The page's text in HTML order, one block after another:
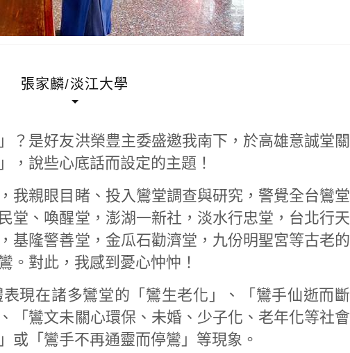
張家麟/淡江大學
？是好友洪榮豊主委盛邀我南下，於高雄意誠堂關
，說些心底話而設定的主題！
我親眼目睹、投入鸞堂調查與研究，警覺全台鸞堂
堂、喚醒堂，澎湖一新社，淡水行忠堂，台北行天
基隆警善堂，金瓜石勸濟堂，九份明聖宮等古老的
。對此，我感到憂心忡忡！
現在諸多鸞堂的「鸞生老化」、「鸞手仙逝而斷
「鸞文未關心環保、未婚、少子化、老年化等社會
或「鸞手不再通靈而停鸞」等現象。